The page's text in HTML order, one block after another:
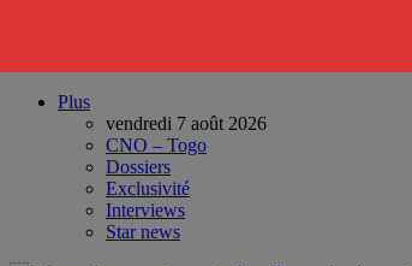
Plus
vendredi 7 août 2026
CNO – Togo
Dossiers
Exclusivité
Interviews
Star news